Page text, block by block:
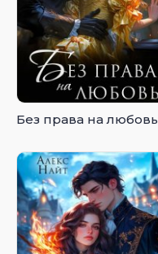
Без права на любовь